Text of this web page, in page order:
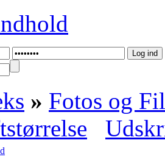
» Fotos og